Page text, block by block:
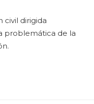
civil dirigida
problemática de la